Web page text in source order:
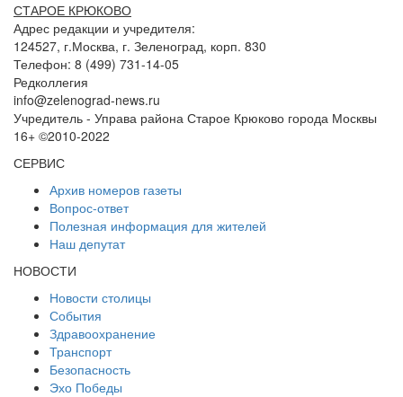
СТАРОЕ КРЮКОВО
Адрес редакции и учредителя:
124527, г.Москва, г. Зеленоград, корп. 830
Телефон: 8 (499) 731-14-05
Редколлегия
info@zelenograd-news.ru
Учредитель - Управа района Старое Крюково города Москвы
16+ ©2010-2022
СЕРВИС
Архив номеров газеты
Вопрос-ответ
Полезная информация для жителей
Наш депутат
НОВОСТИ
Новости столицы
События
Здравоохранение
Транспорт
Безопасность
Эхо Победы